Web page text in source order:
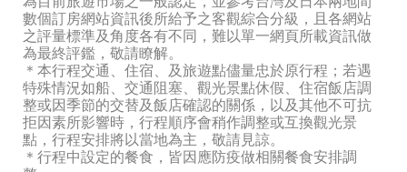
數個訂房網站資訊後所給予之客觀綜合分級，且各網站
之評量標準及角度各有不同，難以單一網頁所載資訊做
為最終評鑑，敬請瞭解。
＊本行程交通、住宿、及旅遊點儘量忠於原行程；若遇
特殊情況如船、交通阻塞、觀光景點休假、住宿飯店調
整或因季節的交替及飯店確認的關係，以及其他不可抗
拒因素所影響時，行程順序會稍作調整或互換觀光景
點，行程安排將以當地為主，敬請見諒。
＊行程中設定的餐食，皆因應防疫做相關餐食安排調